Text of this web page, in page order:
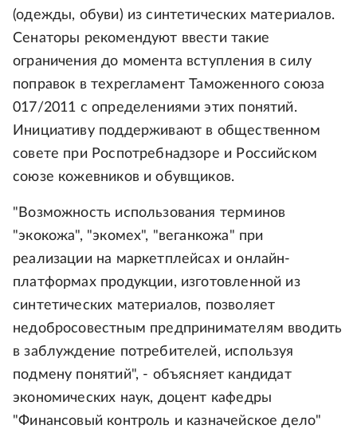
(одежды, обуви) из синтетических материалов.
Сенаторы рекомендуют ввести такие
ограничения до момента вступления в силу
поправок в техрегламент Таможенного союза
017/2011 с определениями этих понятий.
Инициативу поддерживают в общественном
совете при Роспотребнадзоре и Российском
союзе кожевников и обувщиков.
"Возможность использования терминов
"экокожа", "экомех", "веганкожа" при
реализации на маркетплейсах и онлайн-
платформах продукции, изготовленной из
синтетических материалов, позволяет
недобросовестным предпринимателям вводить
в заблуждение потребителей, используя
подмену понятий", - объясняет кандидат
экономических наук, доцент кафедры
"Финансовый контроль и казначейское дело"